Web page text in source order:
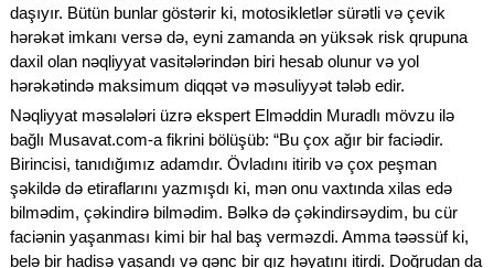
daşıyır. Bütün bunlar göstərir ki, motosikletlər sürətli və çevik
hərəkət imkanı versə də, eyni zamanda ən yüksək risk qrupuna
daxil olan nəqliyyat vasitələrindən biri hesab olunur və yol
hərəkətində maksimum diqqət və məsuliyyət tələb edir.
Nəqliyyat məsələləri üzrə ekspert Elməddin Muradlı mövzu ilə
bağlı Musavat.com-a fikrini bölüşüb: “Bu çox ağır bir faciədir.
Birincisi, tanıdığımız adamdır. Övladını itirib və çox peşman
şəkildə də etiraflarını yazmışdı ki, mən onu vaxtında xilas edə
bilmədim, çəkindirə bilmədim. Bəlkə də çəkindirsəydim, bu cür
faciənin yaşanması kimi bir hal baş verməzdi. Amma təəssüf ki,
belə bir hadisə yaşandı və gənc bir qız həyatını itirdi. Doğrudan da